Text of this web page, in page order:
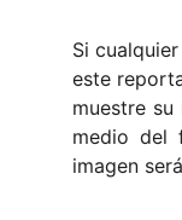
Si
este
muestre
medio del
imagen